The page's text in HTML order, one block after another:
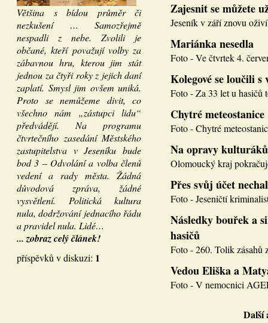
Většina s bídou průměr či
nezkušení … Samozřejmě
nespadli z nebe. Zvolili je
občané, kteří považují volby za
zábavnou hru, kterou jim stát
jednou za čtyři roky z jejich daní
zaplatí. Smysl jim ovšem uniká.
Proto se nemůžeme divit, co
všechno nám „zástupci lidu“
předvádějí. Na programu
čtvrtečního zasedání Městského
zastupitelstva v Jeseníku bude
bod 3 – Odvolání a volba členů
vedení a rady města. Žádná
důvodová zpráva, žádné
vysvětlení. Politická kultura
nula, dodržování jednacího řádu
a pravidel nula. Lidé…
... zobraz celý článek!
příspěvků v diskuzi: 1
Zajesnit se můžete
Jeseník v září znovu
Mariánka nesedla
Foto - Ve čtvrtek 4.
Kolegové se loučili s
Foto - Za 33 let u hasičů
Chytré meteostanice
Foto - Chytré
Na opravy
Olomoucký kraj
Přes svůj účet
Foto - Jeseničtí
Následky bouřek a
hasičů
Foto - 260. Tolik zásahů
Vedou Eliška a
Foto - V nemocnici